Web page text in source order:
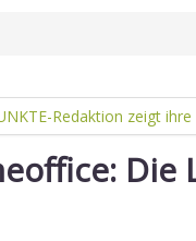
Die